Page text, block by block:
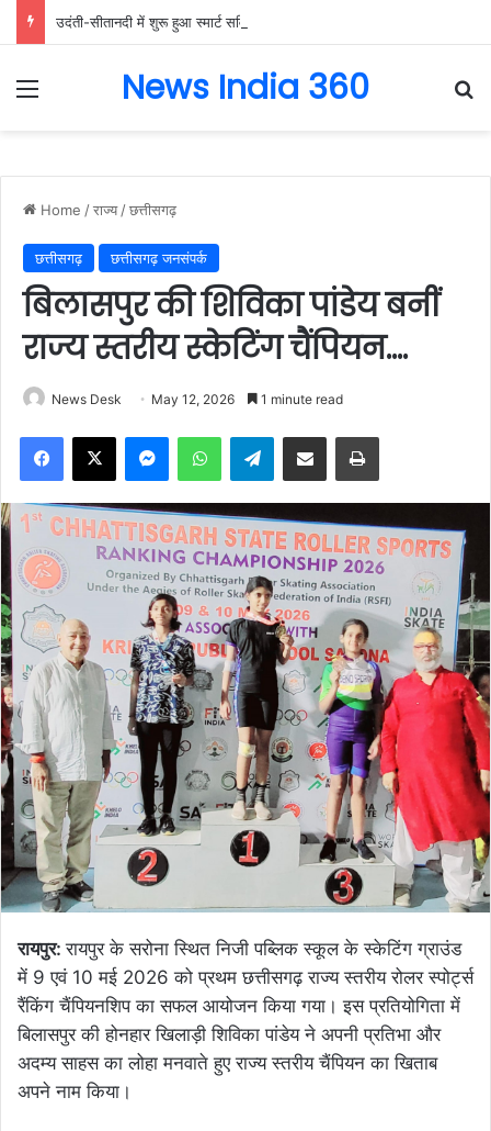
Menu News India 360
Home /राज्य /छत्तीसगढ़
छत्तीसगढ़ छत्तीसगढ़ जनसंपर्क
बिलासपुर की शिविका पांडेय बनीं
राज्य स्तरीय स्केटिंग चैंपियन….
News Desk May 12, 2026 1 minute read
Facebook
X MessengerWhatsAppTelegramShare via Email Print
रायपुर:रायपुर के सरोना स्थित निजी पब्लिक स्कूल के स्केटिंग ग्राउंड
में 9 एवं 10 मई 2026 को प्रथम छत्तीसगढ़ राज्य स्तरीय रोलर स्पोर्ट्स
रैंकिंग चैंपियनशिप का सफल आयोजन किया गया। इस प्रतियोगिता में
बिलासपुर की होनहार खिलाड़ी शिविका पांडेय ने अपनी प्रतिभा और
अदम्य साहस का लोहा मनवाते हुए राज्य स्तरीय चैंपियन का खिताब
अपने नाम किया।